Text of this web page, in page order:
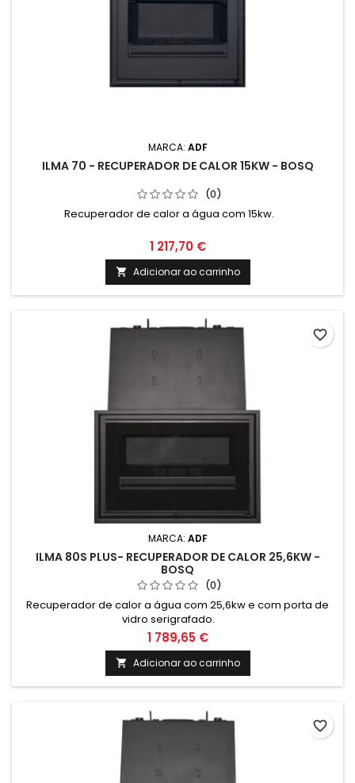
MARCA: ADF
ILMA 70 - RECUPERADOR DE CALOR 15KW - BOSQ
(0)
Recuperador de calor a água com 15kw.
1 217,70 €
 Adicionar ao carrinho
MARCA: ADF
ILMA 80S PLUS- RECUPERADOR DE CALOR 25,6KW -
BOSQ
(0)
Recuperador de calor a água com 25,6kw e com porta de
vidro serigrafado.
1 789,65 €
 Adicionar ao carrinho
favorite_border
favorite_border